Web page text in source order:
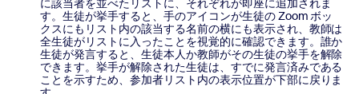
に該当者を並べたリストに、それぞれが即座に追加されま
す。生徒が挙手すると、手のアイコンが生徒の Zoom ボッ
クスにもリスト内の該当する名前の横にも表示され、教師は
全生徒がリストに入ったことを視覚的に確認できます。誰か
生徒が発言すると、生徒本人か教師がその生徒の挙手を解除
できます。挙手が解除された生徒は、すでに発言済みである
ことを示すため、参加者リスト内の表示位置が下部に戻りま